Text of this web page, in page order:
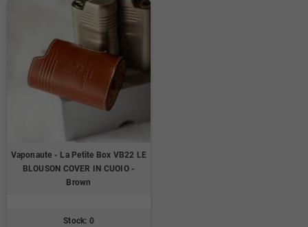
Vaponaute - La Petite Box VB22 LE
BLOUSON COVER IN CUOIO -
Brown
Stock: 0